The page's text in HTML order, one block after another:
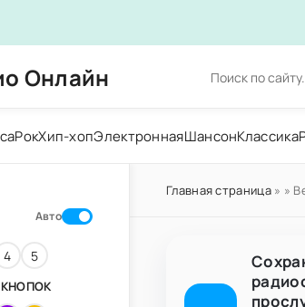
Онлайн
РокХип-хопЭлектроннаяШансонКлассика
Главная страница» »
Авто
4 5